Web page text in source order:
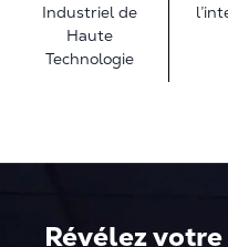
Industriel de
Haute
Technologie
Révélez